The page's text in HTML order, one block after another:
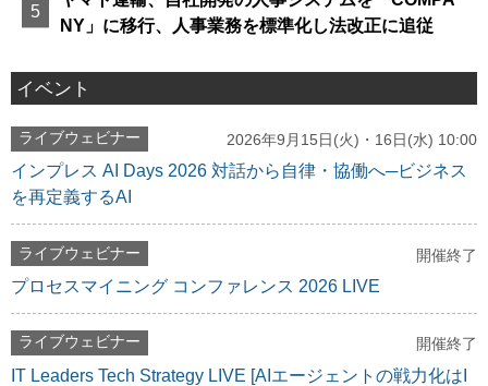
NY」に移行、人事業務を標準化し法改正に追従
イベント
ライブウェビナー 2026年9月15日(火)・16日(水) 10:00
インプレス AI Days 2026 対話から自律・協働へ─ビジネス
を再定義するAI
ライブウェビナー 開催終了
プロセスマイニング コンファレンス 2026 LIVE
ライブウェビナー 開催終了
IT Leaders Tech Strategy LIVE [AIエージェントの戦力化はI